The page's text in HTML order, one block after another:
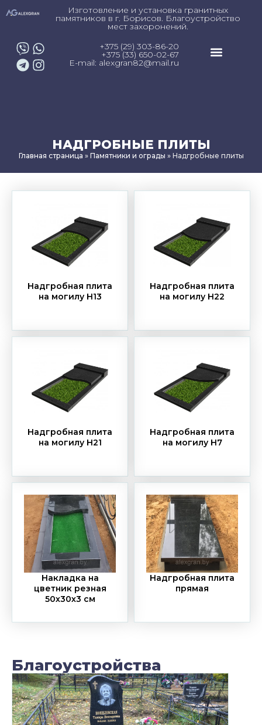
Изготовление и установка гранитных
памятников в г. Борисов. Благоустройство
мест захоронений.
+375 (29) 303-86-20
+375 (33) 650-02-67
E-mail: alexgran82@mail.ru
НАДГРОБНЫЕ ПЛИТЫ
Главная страница » Памятники и ограды » Надгробные плиты
Надгробная плита
на могилу Н13
Надгробная плита
на могилу Н22
Надгробная плита
на могилу Н21
Надгробная плита
на могилу Н7
Накладка на
цветник резная
50х30х3 см
Надгробная плита
прямая
Благоустройства